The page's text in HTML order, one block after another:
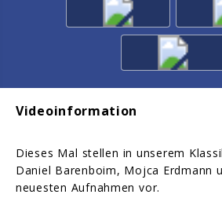
Videoinformation
Dieses Mal stellen in unserem
Daniel Barenboim, Mojca Erdmann
neuesten Aufnahmen vor.